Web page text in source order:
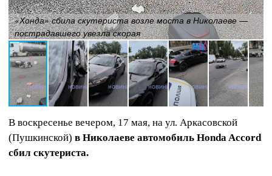
«Хонда» сбила скутериста возле моста в Николаеве —
пострадавшего увезла скорая
В воскресенье вечером, 17 мая, на ул. Аркасовской
(Пушкинской) в Николаеве автомобиль Honda Accord
сбил скутериста.